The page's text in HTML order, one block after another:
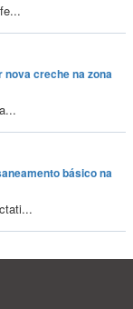
creche na zona
básico na